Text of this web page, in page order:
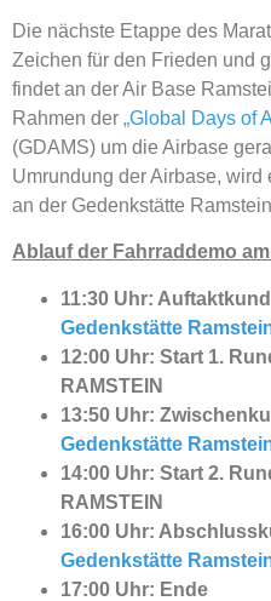
Die nächste Etappe des
Zeichen für den Frieden und
findet an der Air Base
Rahmen der „Global Days of
(GDAMS) um die Airbase
Umrundung der Airbase,
an der Gedenkstätte
Ablauf der Fahrraddemo
11:30 Uhr:
Gedenkstätte
12:00 Uhr: Start 1.
RAMSTEIN
13:50 Uhr:
Gedenkstätte
14:00 Uhr: Start 2.
RAMSTEIN
16:00 Uhr:
Gedenkstätte
17:00 Uhr: Ende